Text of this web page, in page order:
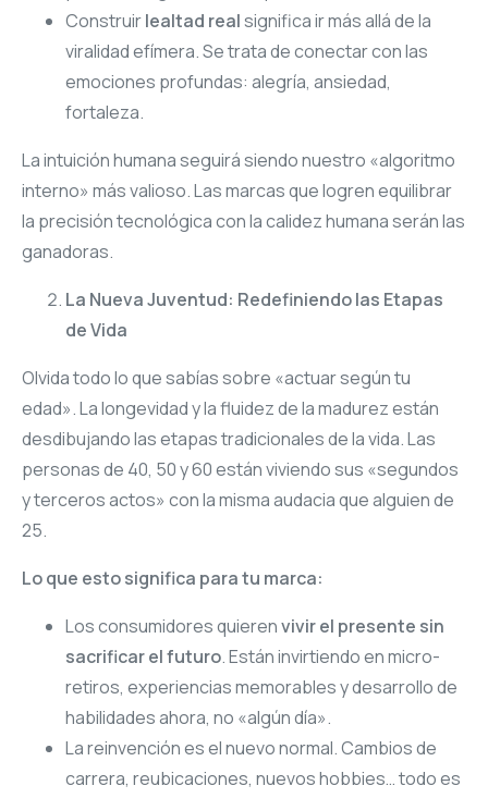
Construirlealtad realsignifica ir más allá de la
viralidad efímera. Se trata de conectar con las
emociones profundas: alegría, ansiedad,
fortaleza.
La intuición humana seguirá siendo nuestro «algoritmo
interno» más valioso. Las marcas que logren equilibrar
la precisión tecnológica con la calidez humana serán las
ganadoras.
La Nueva Juventud: Redefiniendo las Etapas
de Vida
Olvida todo lo que sabías sobre «actuar según tu
edad». La longevidad y la fluidez de la madurez están
desdibujando las etapas tradicionales de la vida. Las
personas de 40, 50 y 60 están viviendo sus «segundos
y terceros actos» con la misma audacia que alguien de
25.
Lo que esto significa para tu marca:
Los consumidores quierenvivir el presente sin
sacrificar el futuro. Están invirtiendo en micro-
retiros, experiencias memorables y desarrollo de
habilidades ahora, no «algún día».
La reinvención es el nuevo normal. Cambios de
carrera, reubicaciones, nuevos hobbies… todo es